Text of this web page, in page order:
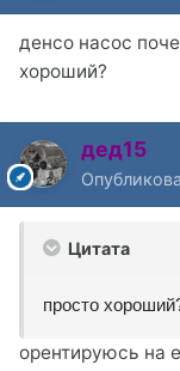
денсо насос
хороший?
дед15
Цитата
просто
орентируюсь на